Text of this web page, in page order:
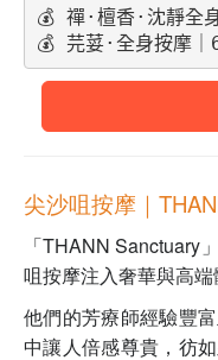
💰 禪·檀香·沈靜全
💰 芫荽·全身按摩
尖沙咀按摩｜
「THANN Sanctuary
咀按摩注入奢華與高端
他們的芳療師經驗豐
中讓人倍感尊貴，彷